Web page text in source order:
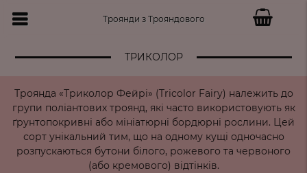
Троянди з Трояндового
ТРИКОЛОР
Троянда «Триколор Фейрі» (Tricolor Fairy) належить до
групи поліантових троянд, які часто використовують як
ґрунтопокривні або мініатюрні бордюрні рослини. Цей
сорт унікальний тим, що на одному кущі одночасно
розпускаються бутони білого, рожевого та червоного
(або кремового) відтінків.